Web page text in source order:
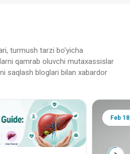
turmush tarzi bo'yicha
qamrab oluvchi mutaxassislar
saqlash bloglari bilan xabardor
Feb